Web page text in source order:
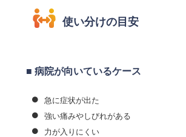
使い分けの目安
■ 病院が向いているケース
急に症状が出た
強い痛みやしびれがある
力が入りにくい